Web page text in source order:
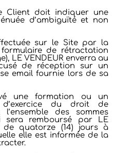
Client doit indiquer une
d’ambiguïté et non
sur le Site par la
de rétractation
LE VENDEUR enverra au
de réception sur un
email fournie lors de sa
une formation ou un
du droit de
des sommes
remboursé par LE
de quatorze (14) jours à
elle est informée de la